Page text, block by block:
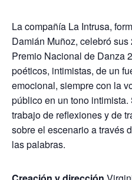
La compañía La Intrusa,
Damián Muñoz, celebró
Premio Nacional de Danza
poéticos, intimistas, de un
emocional, siempre con la
público en un tono
trabajo de reflexiones y de
sobre el escenario a través
las palabras.